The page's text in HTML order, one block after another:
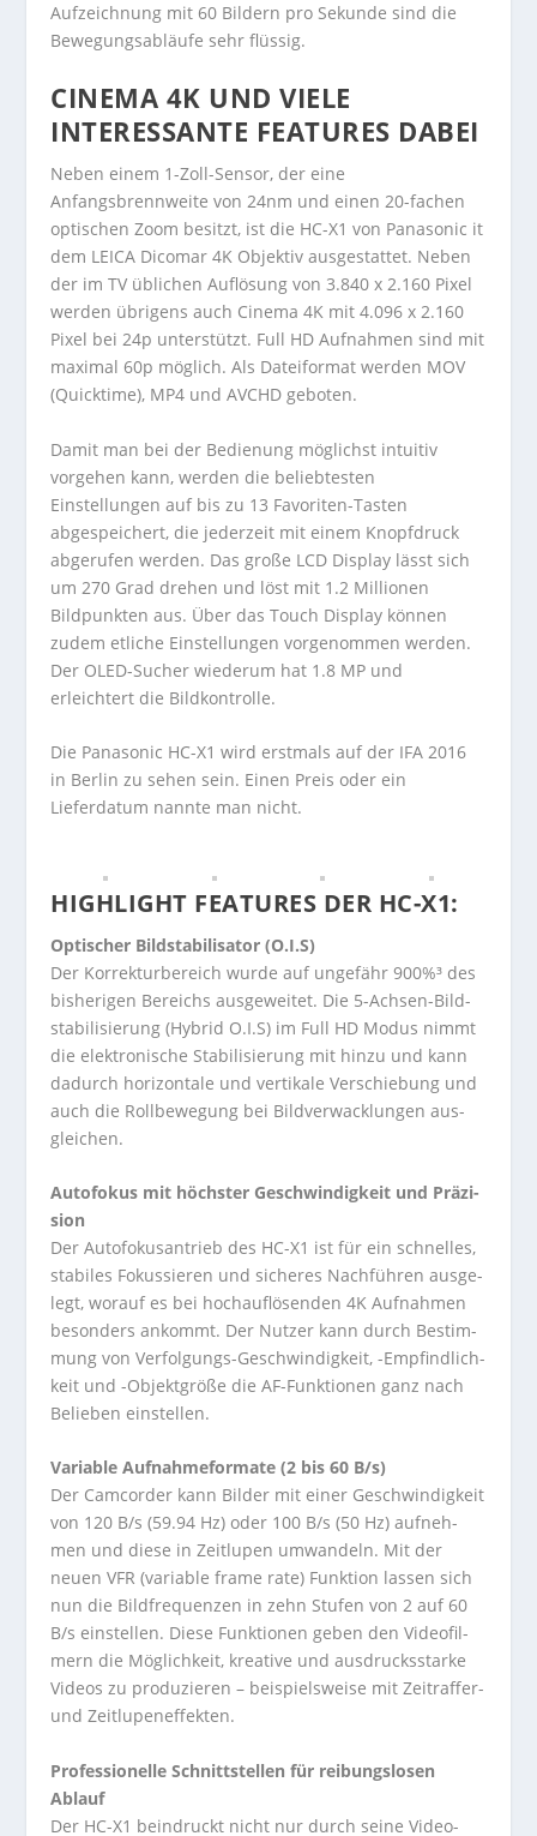
Aufzeichnung mit 60 Bildern pro Sekunde sind die
Bewegungsabläufe sehr flüssig.
CINEMA 4K UND VIELE
INTERESSANTE FEATURES DABEI
Neben einem 1-Zoll-Sensor, der eine
Anfangsbrennweite von 24nm und einen 20-fachen
optischen Zoom besitzt, ist die HC-X1 von Panasonic it
dem LEICA Dicomar 4K Objektiv ausgestattet. Neben
der im TV üblichen Auflösung von 3.840 x 2.160 Pixel
werden übrigens auch Cinema 4K mit 4.096 x 2.160
Pixel bei 24p unterstützt. Full HD Aufnahmen sind mit
maximal 60p möglich. Als Dateiformat werden MOV
(Quicktime), MP4 und AVCHD geboten.
Damit man bei der Bedienung möglichst intuitiv
vorgehen kann, werden die beliebtesten
Einstellungen auf bis zu 13 Favoriten-Tasten
abgespeichert, die jederzeit mit einem Knopfdruck
abgerufen werden. Das große LCD Display lässt sich
um 270 Grad drehen und löst mit 1.2 Millionen
Bildpunkten aus. Über das Touch Display können
zudem etliche Einstellungen vorgenommen werden.
Der OLED-Sucher wiederum hat 1.8 MP und
erleichtert die Bildkontrolle.
Die Panasonic HC-X1 wird erstmals auf der IFA 2016
in Berlin zu sehen sein. Einen Preis oder ein
Lieferdatum nannte man nicht.
HIGHLIGHT FEATURES DER HC-X1:
Opti­scher Bild­sta­bi­li­sa­tor (O.I.S)
Der Kor­rek­tur­be­reich wurde auf unge­fähr 900%³ des
bis­he­ri­gen Bereichs aus­ge­wei­tet. Die 5-Ach­sen-Bild­
sta­bi­li­sie­rung (Hybrid O.I.S) im Full HD Modus nimmt
die elek­tro­ni­sche Sta­bi­li­sie­rung mit hinzu und kann
dadurch hori­zon­tale und ver­ti­kale Ver­schie­bung und
auch die Roll­be­we­gung bei Bild­ver­wack­lun­gen aus­
glei­chen.
Auto­fo­kus mit höchs­ter Geschwin­dig­keit und Prä­zi­
sion
Der Auto­fo­kus­an­trieb des HC-X1 ist für ein schnel­les,
sta­bi­les Fokus­sie­ren und siche­res Nach­füh­ren aus­ge­
legt, wor­auf es bei hoch­auf­lö­sen­den 4K Auf­nah­men
beson­ders ankommt. Der Nut­zer kann durch Bestim­
mung von Ver­fol­gungs-Geschwin­dig­keit, -Emp­find­lich­
keit und -Objekt­größe die AF-Funk­tio­nen ganz nach
Belie­ben ein­stel­len.
Varia­ble Auf­nah­me­for­mate (2 bis 60 B/s)
Der Cam­cor­der kann Bil­der mit einer Geschwin­dig­keit
von 120 B/s (59.94 Hz) oder 100 B/s (50 Hz) auf­neh­
men und diese in Zeit­lu­pen umwan­deln. Mit der
neuen VFR (varia­ble frame rate) Funk­tion las­sen sich
nun die Bild­fre­quen­zen in zehn Stu­fen von 2 auf 60
B/s ein­stel­len. Diese Funk­tio­nen geben den Video­fil­
mern die Mög­lich­keit, krea­tive und aus­drucks­starke
Videos zu pro­du­zie­ren – bei­spiels­weise mit Zeit­raf­fer-
und Zeit­lu­pen­ef­fek­ten.
Pro­fes­sio­nelle Schnitt­stel­len für rei­bungs­lo­sen
Ablauf
Der HC-X1 bein­druckt nicht nur durch seine Vide­o­